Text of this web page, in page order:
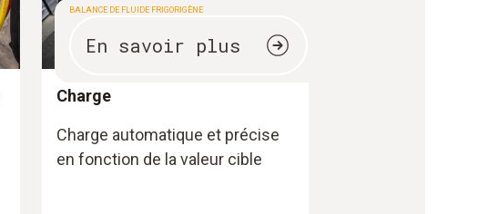
BALANCE DE FLUIDE FRIGORIGÈNE
En savoir plus
Charge
Charge automatique et précise
en fonction de la valeur cible